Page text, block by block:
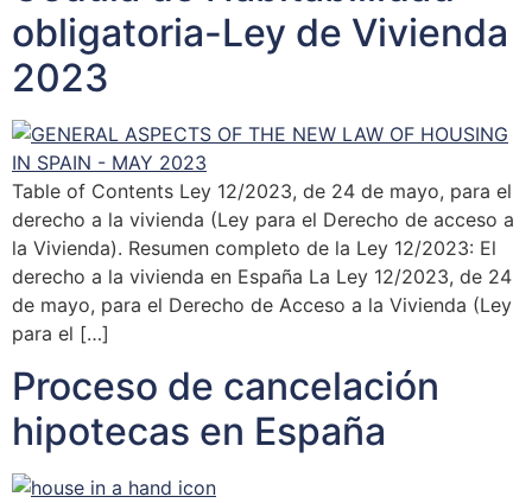
obligatoria-Ley de Vivienda
2023
Table of Contents Ley 12/2023, de 24 de mayo, para el
derecho a la vivienda (Ley para el Derecho de acceso a
la Vivienda). Resumen completo de la Ley 12/2023: El
derecho a la vivienda en España La Ley 12/2023, de 24
de mayo, para el Derecho de Acceso a la Vivienda (Ley
para el […]
Proceso de cancelación
hipotecas en España